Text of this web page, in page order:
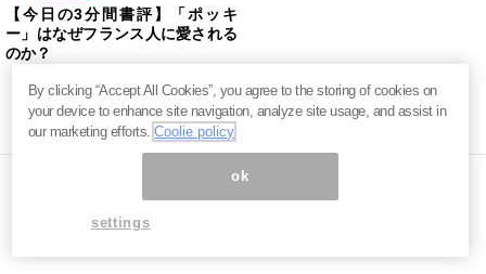
【今日の3分間書評】「ポッキ
ー」はなぜフランス人に愛される
のか？
ページ内の商標は全て商標権者に属します。無断転載を禁じます。 ©
By clicking “Accept All Cookies”, you agree to the storing of cookies on
your device to enhance site navigation, analyze site usage, and assist in
our marketing efforts.Coolie policy
ok
settings